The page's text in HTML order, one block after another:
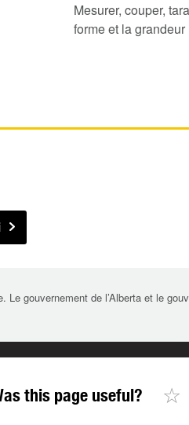
Mesurer, couper,
forme et la
Le gouvernement de l’Alberta et le
this page useful? ☆